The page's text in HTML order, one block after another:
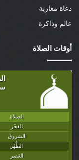
دعاة مغاربة
عالم وذاكرة
أوقات الصلاة